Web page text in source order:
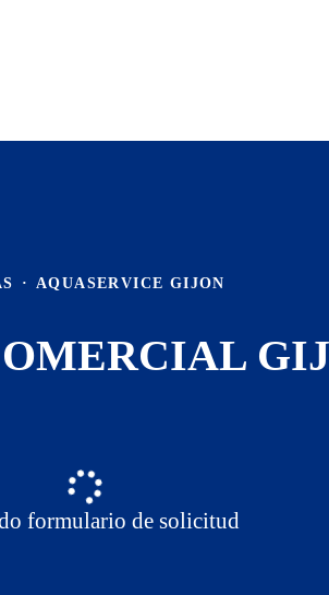
· AQUASERVICE GIJON
formulario de solicitud